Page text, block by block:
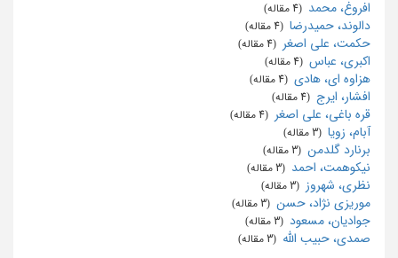
افروغ، محمد
دالوند، حمیدرضا
حکمت، علی اصغر
اکبری، عباس
هزاوه ای، هادی
افشار، ایرج
قره باغی، علی اصغر
آبام، زویا
برنارد گلدمن
نیکوهمت، احمد
نظری، شهروز
موریزی نژاد، حسن
جوادیان، مسعود
صمدی، حبیب الله